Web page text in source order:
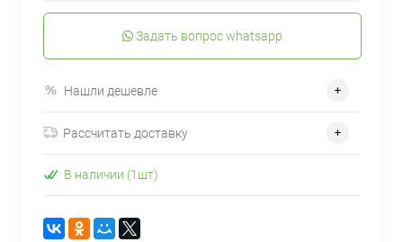
Задать вопрос whatsapp
Нашли дешевле
Рассчитать доставку
В наличии (1шт)